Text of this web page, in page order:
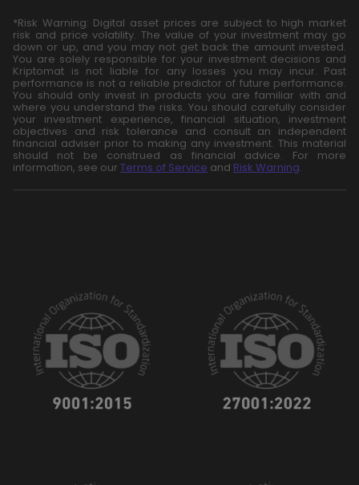
*Risk Warning: Digital asset prices are subject to high market
risk and price volatility. The value of your investment may go
down or up, and you may not get back the amount invested.
You are solely responsible for your investment decisions and
Kriptomat is not liable for any losses you may incur. Past
performance is not a reliable predictor of future performance.
You should only invest in products you are familiar with and
where you understand the risks. You should carefully consider
your investment experience, financial situation, investment
objectives and risk tolerance and consult an independent
financial adviser prior to making any investment. This material
should not be construed as financial advice. For more
information, see our Terms of Service and Risk Warning.